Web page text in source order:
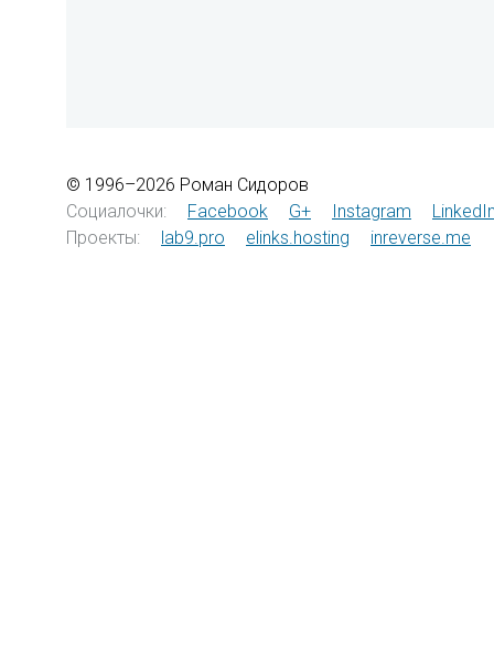
© 1996–2026 Роман Сидоров
Социалочки:
Facebook G+ Instagram
Проекты:
lab9.pro elinks.hosting inreverse.me